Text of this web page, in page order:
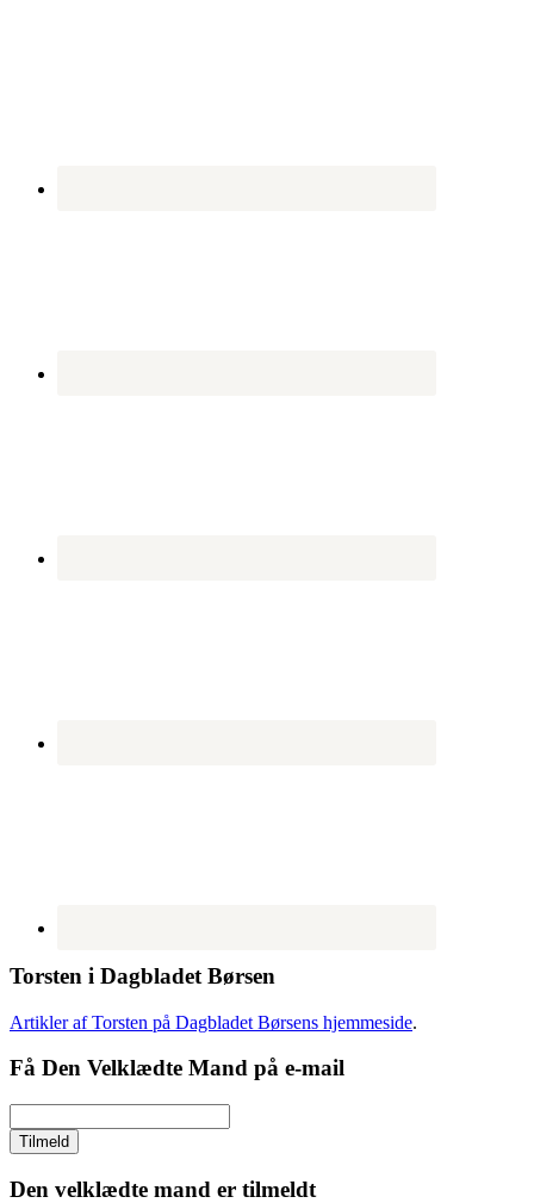
Torsten i Dagbladet Børsen
Artikler af Torsten på Dagbladet Børsens hjemmeside.
Få Den Velklædte Mand på e-mail
Den velklædte mand er tilmeldt